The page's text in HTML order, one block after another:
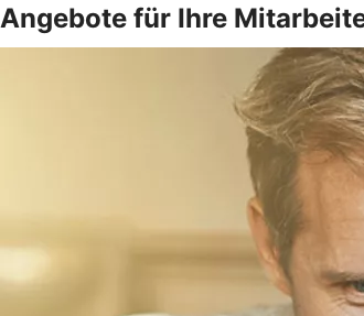
Angebote für Ihre